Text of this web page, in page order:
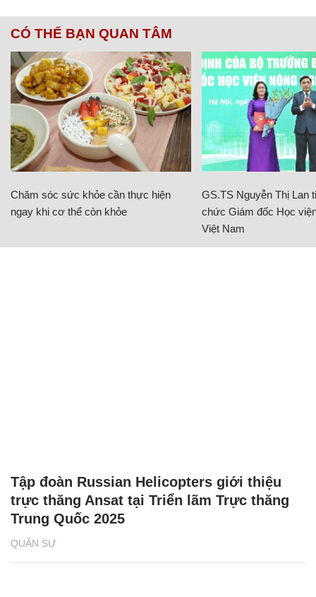
CÓ THỂ BẠN QUAN TÂM
Chăm sóc sức khỏe cần thực hiện
ngay khi cơ thể còn khỏe
GS.TS Nguyễn Thị Lan
chức Giám đốc Học
Việt Nam
QUÂN SỰ
Tập đoàn Russian Helicopters giới thiệu
trực thăng Ansat tại Triển lãm Trực thăng
Trung Quốc 2025